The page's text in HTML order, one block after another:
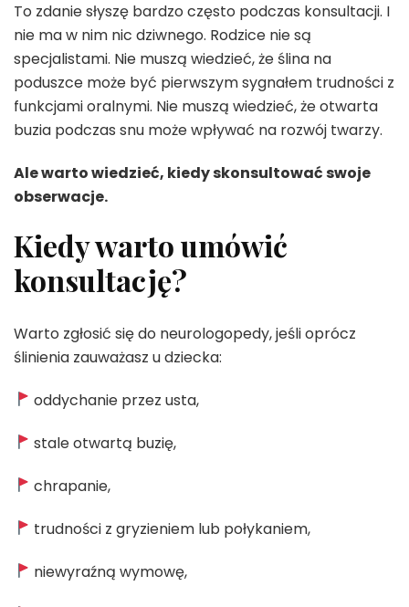
To zdanie słyszę bardzo często podczas konsultacji. I
nie ma w nim nic dziwnego. Rodzice nie są
specjalistami. Nie muszą wiedzieć, że ślina na
poduszce może być pierwszym sygnałem trudności z
funkcjami oralnymi. Nie muszą wiedzieć, że otwarta
buzia podczas snu może wpływać na rozwój twarzy.
Ale warto wiedzieć, kiedy skonsultować swoje
obserwacje.
Kiedy warto umówić
konsultację?
Warto zgłosić się do neurologopedy, jeśli oprócz
ślinienia zauważasz u dziecka:
oddychanie przez usta,
stale otwartą buzię,
chrapanie,
trudności z gryzieniem lub połykaniem,
niewyraźną wymowę,